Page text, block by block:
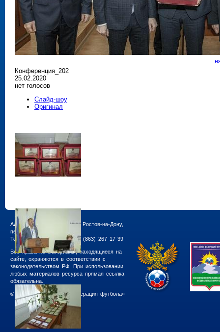
Конференция_202
25.02.2020
нет голосов
Слайд-шоу
Оригинал
Адрес РРООФФ: 344018, г. Ростов-на-Дону,
пер.Семашко, 117А
Телефон пресс-службы: +7 (863) 267 17 39
Все права на материалы, находящиеся на
сайте, охраняются в соответствии с
законодательством РФ. При использовании
любых материалов ресурса прямая ссылка
обязательна.
© 2011—2026, РРОО «Федерация футбола»